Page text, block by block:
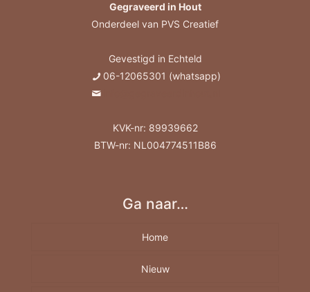
Gegraveerd in Hout
Onderdeel van PVS Creatief
Gevestigd in Echteld
06-12065301 (whatsapp)
KVK-nr: 89939662
BTW-nr: NL004774511B86
Ga naar…
Home
Nieuw